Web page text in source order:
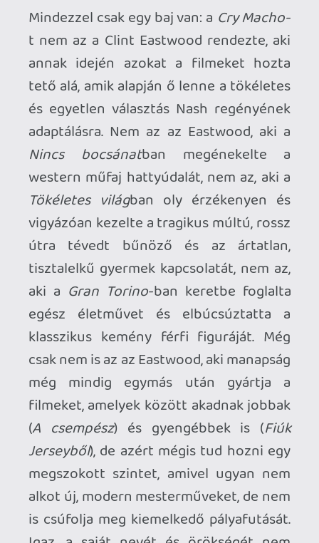
Torino
-ban és Eastwood korábbi
filmjeiben. Azokhoz képest aCry Macho
egy félgőzzel levezényelt, takaréklángon
totyogó lassú és unalmas road movie
(pedig a 100 perc egyáltalán nem sok, de
néha kétszer annyinak érződik), amely
ugyan felsorolja aGran Torino -ra
jellemző parafrázisokat, de érdemben
már alig tud kezdeni velük valamit. A
legnagyobb gond, hogy a mexikói srác,
Minett figurája lényegében nem éri el azt
a végkifejletet, amit a karaktere és maga a
cselekmény is megkívánna, azaz, hogy a
kívülálló, a szülei és a világ ellen lázadó
tinédzser a történet befejezésével nem
csak a bűnözői szubkultúrától szakadjon
el, hanem hogy megértse az őt körülvevő
világot, és nem utolsó sorban
megtanulja, milyen férfinak lenni. ACry
Machonem ad feloldozást az alól, hogy a
fiút az anyja és az apja is csak kihasználja,
hogy mindketten nyereséget és vagyont
látnak benne, és hogy az apai-anyai
gondoskodás és szeretet is csupán
másodlagos ebben a nagy újraegyesülési
törekvésben, melyben Eastwood
karaktere is csak egy megvezetett báb. A
cselekmény nem varrja el ezeket a
szálakat, sőt, semmiféle megoldást nem
kínál, ha úgy vesszük, Mike elnyeri a
megváltást, Minett szempontjából